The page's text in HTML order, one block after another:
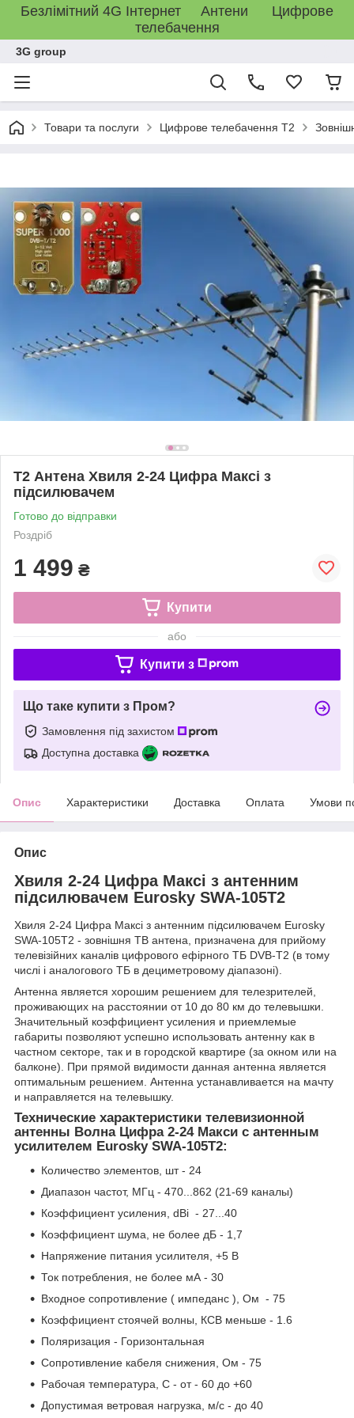
Безлімітний 4G Інтернет Антени Цифрове
телебачення
3G group
Товари та послуги Цифрове телебачення T2
Т2 Антена Хвиля 2-24 Цифра Максі з
підсилювачем
Готово до відправки
Роздріб
1 499 ₴
Купити
або
Купити з
Що таке купити з Пром?
Замовлення під захистом
Доступна доставка
Опис Характеристики Доставка Оплата Умови
Опис
Хвиля 2-24 Цифра Максі з антенним
підсилювачем Eurosky SWA-105T2
Хвиля 2-24 Цифра Максі з антенним підсилювачем Eurosky
SWA-105T2 - зовнішня ТВ антена, призначена для прийому
телевізійних каналів цифрового ефірного ТБ DVB-T2 (в тому
числі і аналогового ТБ в дециметровому діапазоні).
Антенна является хорошим решением для телезрителей,
проживающих на расстоянии от 10 до 80 км до телевышки.
Значительный коэффициент усиления и приемлемые
габариты позволяют успешно использовать антенну как в
частном секторе, так и в городской квартире (за окном или на
балконе). При прямой видимости данная антенна является
оптимальным решением. Антенна устанавливается на мачту
и направляется на телевышку.
Технические характеристики телевизионной
антенны Волна Цифра 2-24 Макси с антенным
усилителем Eurosky SWA-105T2:
Количество элементов, шт - 24
Диапазон частот, МГц - 470...862 (21-69 каналы)
Коэффициент усиления, dBi - 27...40
Коэффициент шума, не более дБ - 1,7
Напряжение питания усилителя, +5 В
Ток потребления, не более мА - 30
Входное сопротивление ( импеданс ), Ом - 75
Коэффициент стоячей волны, КСВ меньше - 1.6
Поляризация - Горизонтальная
Сопротивление кабеля снижения, Ом - 75
Рабочая температура, С - от - 60 до +60
Допустимая ветровая нагрузка, м/с - до 40